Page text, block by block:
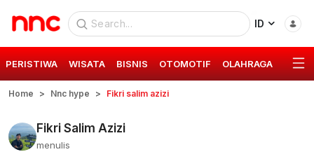
ID
PERISTIWA WISATA BISNIS OTOMOTIF OLAHRAGA GAYA
Home Nnc hype Fikri salim azizi
Fikri Salim Azizi
menulis